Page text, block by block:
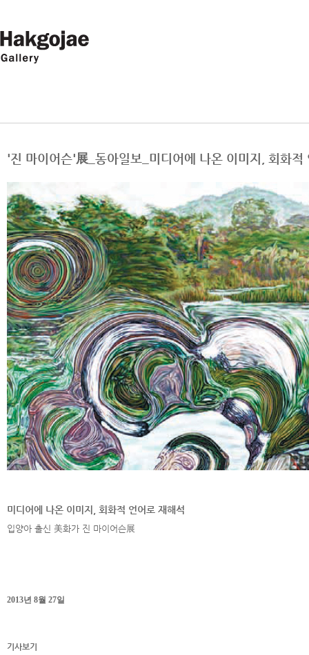
'진 마이어슨'展_동아일보_미디어에 나온 이미지, 회화적
미디어에 나온 이미지, 회화적 언어로 재해석
입양아 출신 美화가 진 마이어슨展
2013년 8월 27일
기사보기